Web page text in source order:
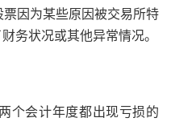
票因为某些原因被交易所特
务状况或其他异常情况。
个会计年度都出现亏损的